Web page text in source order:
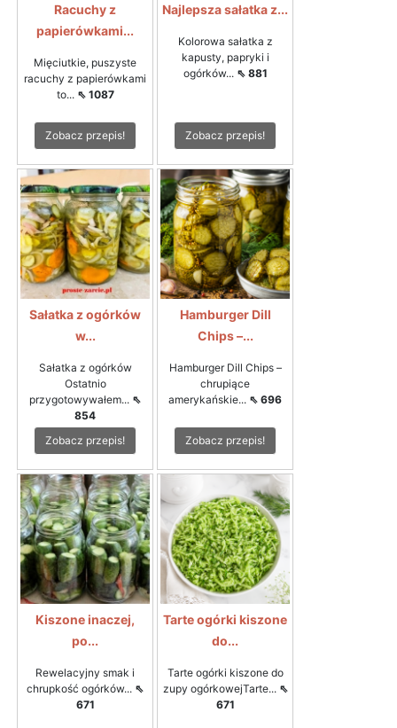
Racuchy z
papierówkami...
Mięciutkie, puszyste
racuchy z papierówkami
to... ⇖ 1087
Zobacz przepis!
Najlepsza sałatka z...
Kolorowa sałatka z
kapusty, papryki i
ogórków... ⇖ 881
Zobacz przepis!
Sałatka z ogórków
w...
Sałatka z ogórków
Ostatnio
przygotowywałem... ⇖
854
Zobacz przepis!
Hamburger Dill
Chips –...
Hamburger Dill Chips –
chrupiące
amerykańskie... ⇖ 696
Zobacz przepis!
Kiszone inaczej,
po...
Rewelacyjny smak i
chrupkość ogórków... ⇖
671
Tarte ogórki kiszone
do...
Tarte ogórki kiszone do
zupy ogórkowejTarte... ⇖
671